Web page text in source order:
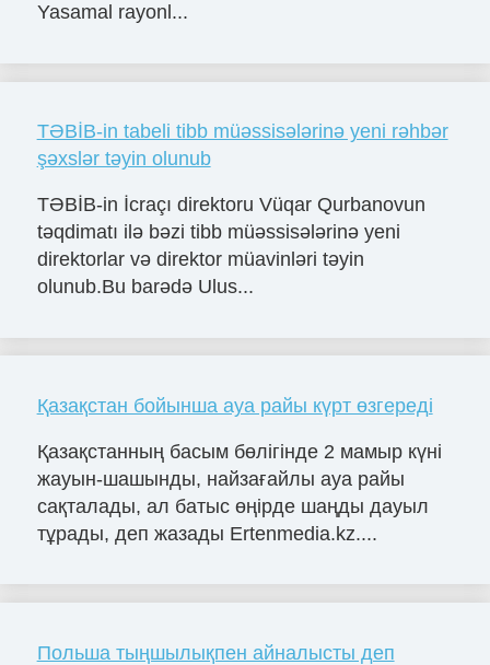
Yasamal rayonl...
TƏBİB-in tabeli tibb müəssisələrinə yeni rəhbər
şəxslər təyin olunub
TƏBİB-in İcraçı direktoru Vüqar Qurbanovun
təqdimatı ilə bəzi tibb müəssisələrinə yeni
direktorlar və direktor müavinləri təyin
olunub.Bu barədə Ulus...
Қазақстан бойынша ауа райы күрт өзгереді
Қазақстанның басым бөлігінде 2 мамыр күні
жауын-шашынды, найзағайлы ауа райы
сақталады, ал батыс өңірде шаңды дауыл
тұрады, деп жазады Ertenmedia.kz....
Польша тыңшылықпен айналысты деп